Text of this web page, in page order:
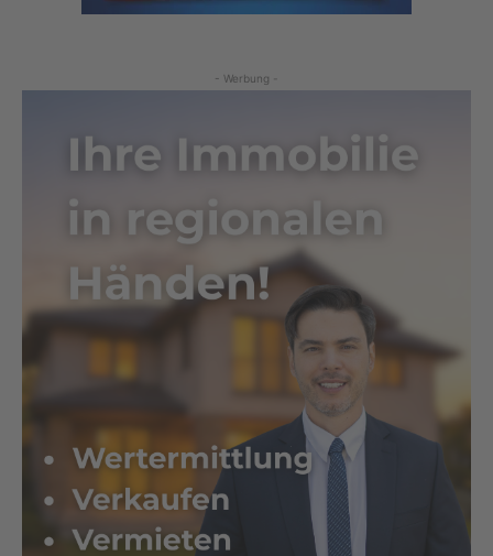
- Werbung -